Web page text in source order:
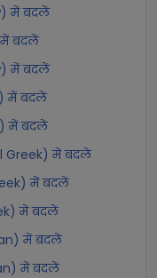
में बदलें
में बदलें
में बदलें
में बदलें
में बदलें
Greek) में बदलें
में बदलें
में बदलें
में बदलें
में बदलें